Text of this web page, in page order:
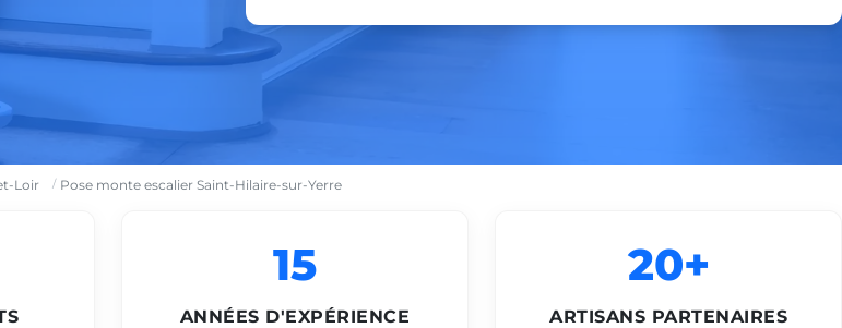
Loir Pose monte escalier Saint-Hilaire-sur-Yerre
15
ANNÉES D'EXPÉRIENCE
20+
ARTISANS PARTENAIRES